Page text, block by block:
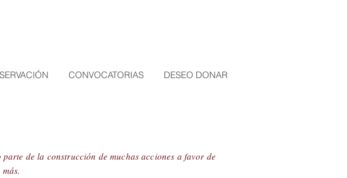
CONVOCATORIAS DESEO DONAR
de la construcción de muchas acciones a favor de